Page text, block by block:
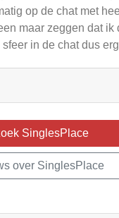
op de chat met
maar zeggen dat
in de chat dus
SinglesPlace
over SinglesPlace